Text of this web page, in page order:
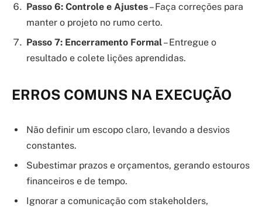
Passo 6: Controle e Ajustes– Faça correções para
manter o projeto no rumo certo.
Passo 7: Encerramento Formal– Entregue o
resultado e colete lições aprendidas.
ERROS COMUNS NA EXECUÇÃO
Não definir um escopo claro, levando a desvios
constantes.
Subestimar prazos e orçamentos, gerando estouros
financeiros e de tempo.
Ignorar a comunicação com stakeholders,